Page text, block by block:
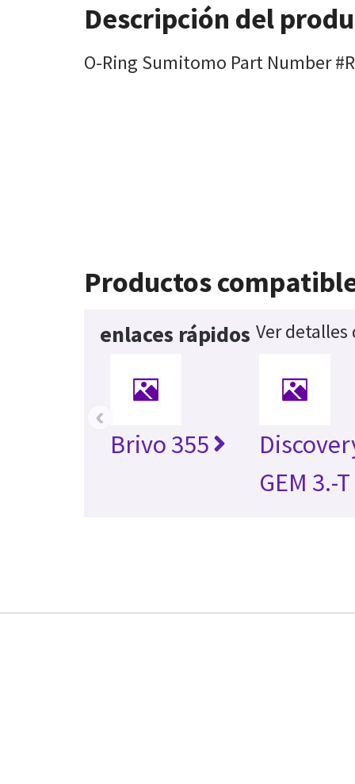
Descripción del
O-Ring Sumitomo Part Number
Productos
enlaces rápidos Ver
Brivo 355
GEM 3.-T
‹